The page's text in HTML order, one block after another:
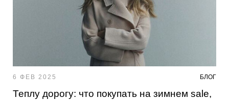
6 ФЕВ 2025 БЛОГ
Теплу дорогу: что покупать на зимнем sale,